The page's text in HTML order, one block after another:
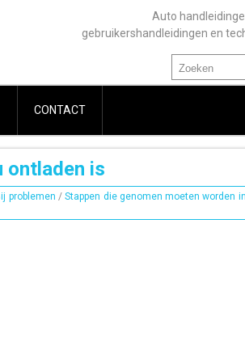
Auto
gebruikershandleidingen en
CONTACT
ontladen is
problemen /Stappen die genomen moeten worden